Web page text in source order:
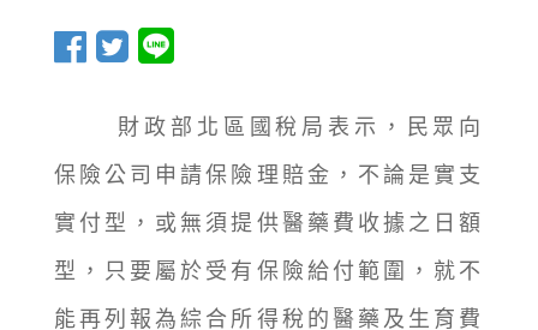
財政部北區國稅局表示，民眾向
保險公司申請保險理賠金，不論是實支
實付型，或無須提供醫藥費收據之日額
型，只要屬於受有保險給付範圍，就不
能再列報為綜合所得稅的醫藥及生育費